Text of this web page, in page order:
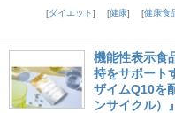
ダイエット
健康 健康食
機能性表示食
持をサポート
ザイムQ10を
ンサイクル）